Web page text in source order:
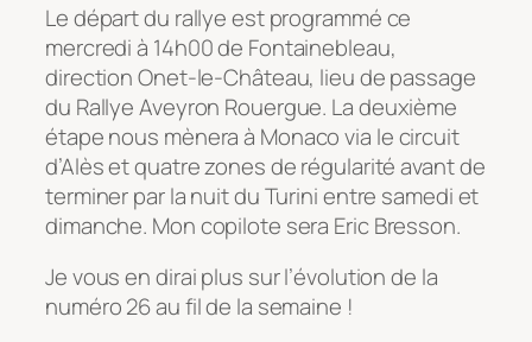
Le départ du rallye est programmé ce
mercredi à 14h00 de Fontainebleau,
direction Onet-le-Château, lieu de passage
du Rallye Aveyron Rouergue. La deuxième
étape nous mènera à Monaco via le circuit
d’Alès et quatre zones de régularité avant de
terminer par la nuit du Turini entre samedi et
dimanche. Mon copilote sera Eric Bresson.
Je vous en dirai plus sur l’évolution de la
numéro 26 au fil de la semaine !